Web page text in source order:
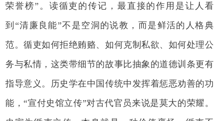
荣誉榜”。读循吏的传记，最直接的作用是让人看
到“清廉良能”不是空洞的说教，而是鲜活的人格典
范。循吏如何拒绝贿赂、如何克制私欲、如何处理公
务与私情，这类带细节的故事比抽象的道德训条更有
指导意义。历史学在中国传统中发挥着惩恶劝善的功
能，“宣付史馆立传”对古代官员来说是莫大的荣耀。